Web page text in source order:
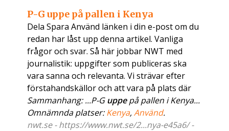
P-G uppe på pallen i Kenya
Dela Spara Använd länken i din e-post om du
redan har låst upp denna artikel. Vanliga
frågor och svar. Så här jobbar NWT med
journalistik: uppgifter som publiceras ska
vara sanna och relevanta. Vi strävar efter
förstahandskällor och att vara på plats där
Sammanhang: ...P-Guppepå pallen i Kenya...
Omnämnda platser:Kenya,Använd.
nwt.se - https://www.nwt.se/2...nya-e45a6/ -